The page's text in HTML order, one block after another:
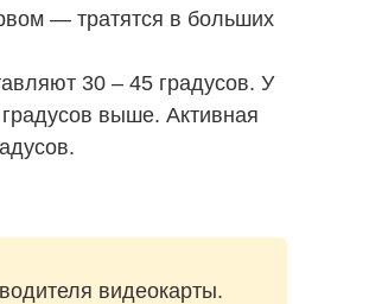
— тратятся в больших
30 – 45 градусов. У
выше. Активная
видеокарты.